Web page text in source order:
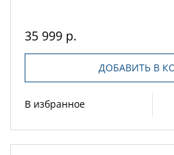
35 999 р.
ДОБАВИТЬ В
В избранное